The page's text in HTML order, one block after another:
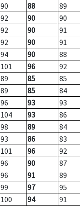
90 88
89
92 90
90
92 90
91
92 90
91
94 90
88
101 96
92
89 85
85
89 85
84
96 93
93
104 93
86
98 89
84
93 86
83
101 96
92
96 90
87
96 91
89
99 97
95
100 94 91